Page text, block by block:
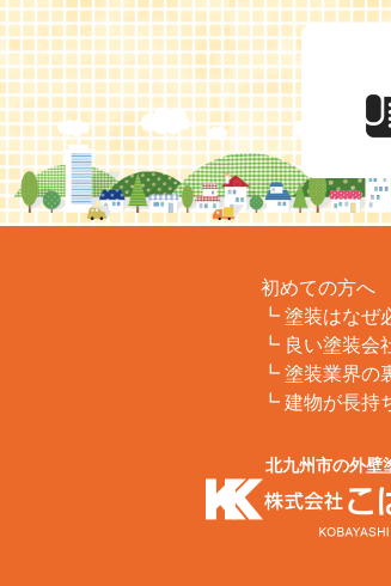
初めての方へ
塗装はなぜ
良い塗装会
塗装業界の
建物が長持
北九州市の外壁